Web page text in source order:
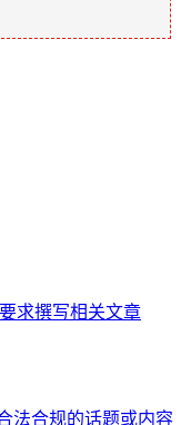
求撰写相关文章
法合规的话题或内容